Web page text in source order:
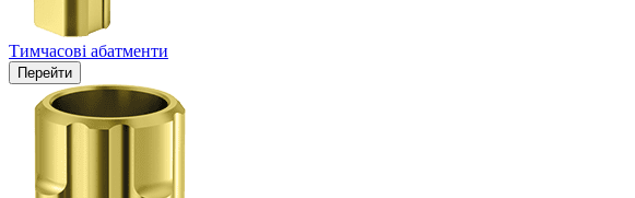
Тимчасові абатменти
Перейти